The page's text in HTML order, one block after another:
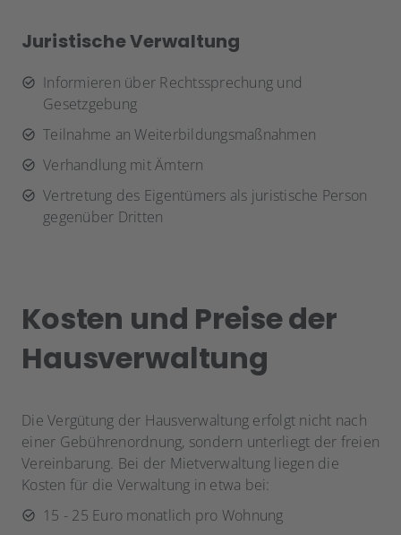
Juristische Verwaltung
Informieren über Rechtssprechung und
Gesetzgebung
Teilnahme an Weiterbildungsmaßnahmen
Verhandlung mit Ämtern
Vertretung des Eigentümers als juristische Person
gegenüber Dritten
Kosten und Preise der
Hausverwaltung
Die Vergütung der Hausverwaltung erfolgt nicht nach
einer Gebührenordnung, sondern unterliegt der freien
Vereinbarung. Bei der Mietverwaltung liegen die
Kosten für die Verwaltung in etwa bei:
15 - 25 Euro monatlich pro Wohnung